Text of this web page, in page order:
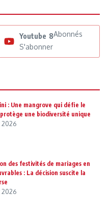
Youtube 8Abonnés
S'abonner
: Une mangrove qui défie le
une biodiversité unique
des festivités de mariages en
: La décision suscite la